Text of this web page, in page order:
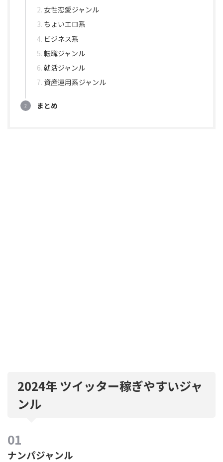
女性恋愛ジャンル
ちょいエロ系
ビジネス系
転職ジャンル
就活ジャンル
資産運用系ジャンル
まとめ
2024年 ツイッター稼ぎやすいジャ
ンル
ナンパジャンル